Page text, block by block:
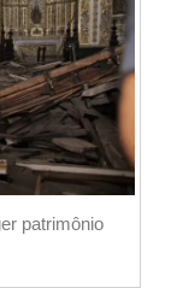
patrimônio